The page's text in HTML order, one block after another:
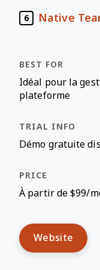
6 Native
Idéal pour la
plateforme
Démo gratuite
À partir de $99/
Website